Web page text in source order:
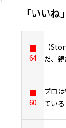
「いい
64
【
だ、
60
プロ
てい